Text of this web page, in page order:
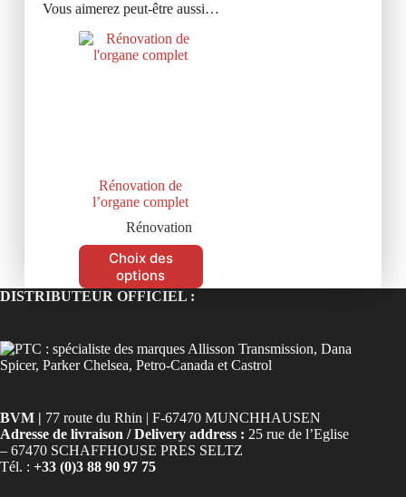
Vous aimerez peut-être aussi…
Rénovation de
l’organe complet
Rénovation
Choix des
options
DISTRIBUTEUR OFFICIEL :
BVM | 77 route du Rhin | F-67470 MUNCHHAUSEN
Adresse de livraison / Delivery address : 25 rue de l’Eglise
– 67470 SCHAFFHOUSE PRES SELTZ
Tél. : +33 (0)3 88 90 97 75